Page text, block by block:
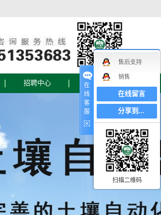
招聘中心 联系我们
联系我们
在线地图
在线留言
在
线
客
服
售后支持
销售
在线留言
分享到...
扫描二维码